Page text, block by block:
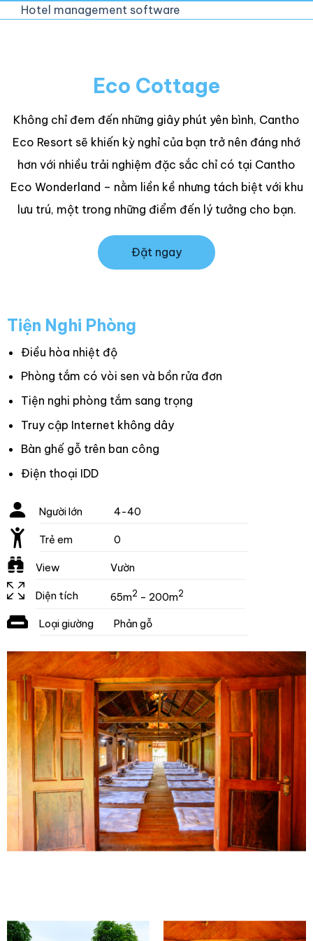
Hotel management software
Eco Cottage
Không chỉ đem đến những giây phút yên bình, Cantho
Eco Resort sẽ khiến kỳ nghỉ của bạn trở nên đáng nhớ
hơn với nhiều trải nghiệm đặc sắc chỉ có tại Cantho
Eco Wonderland – nằm liền kề nhưng tách biệt với khu
lưu trú, một trong những điểm đến lý tưởng cho bạn.
Đặt ngay
Tiện Nghi Phòng
Điều hòa nhiệt độ
Phòng tắm có vòi sen và bồn rửa đơn
Tiện nghi phòng tắm sang trọng
Truy cập Internet không dây
Bàn ghế gỗ trên ban công
Điện thoại IDD
Người lớn 4-40
Trẻ em 0
View Vườn
Diện tích 65m2 – 200m2
Loại giường Phản gỗ